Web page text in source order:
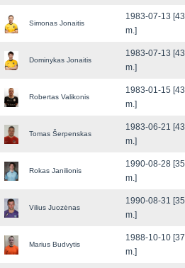
Simonas Jonaitis
1983-07-13 [43
m.]
Dominykas Jonaitis
1983-07-13 [43
m.]
Robertas Valikonis
1983-01-15 [43
m.]
Tomas Šerpenskas
1983-06-21 [43
m.]
Rokas Janilionis
1990-08-28 [35
m.]
Vilius Juozėnas
1990-08-31 [35
m.]
Marius Budvytis
1988-10-10 [37
m.]